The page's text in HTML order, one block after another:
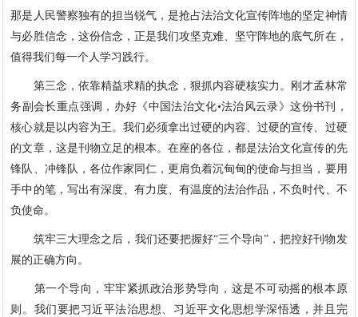
那是人民警察独有的担当锐气，是抢占法治文化宣传阵地的坚定神情
与必胜信念，这份信念，正是我们攻坚克难、坚守阵地的底气所在，
值得我们每一个人学习践行。
第三念，依靠精益求精的执念，狠抓内容硬核实力。刚才孟林常
务副会长重点强调，办好《中国法治文化•法治风云录》这份书刊，
核心就是以内容为王。我们必须拿出过硬的内容、过硬的宣传、过硬
的文章，这是刊物立足的根本。在座的各位，都是法治文化宣传的先
锋队、冲锋队，各位作家同仁，更肩负着沉甸甸的使命与担当，要用
手中的笔，写出有深度、有力度、有温度的法治作品，不负时代、不
负使命。
筑牢三大理念之后，我们还要把握好“三个导向”，把控好刊物发
展的正确方向。
第一个导向，牢牢紧抓政治形势导向，这是不可动摇的根本原
则。我们要把习近平法治思想、习近平文化思想学深悟透，并且完